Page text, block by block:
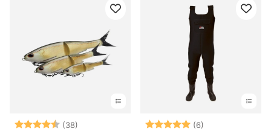
Betyg: (38)
4.5 utav 5 stjärnorBetyg: (6)